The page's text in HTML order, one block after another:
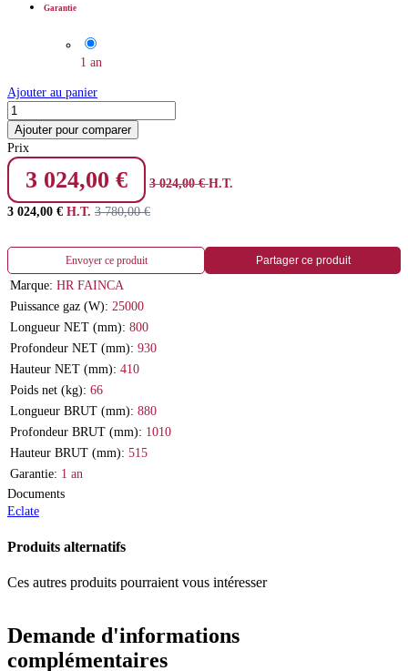
Garantie
1 an
Ajouter au panier
Ajouter pour comparer
Prix
3 024,00 € 3 024,00€ H.T.
3 024,00 € H.T. 3 780,00€
Envoyer ce produit Partager ce produit
Marque: HR FAINCA
Puissance gaz (W): 25000
Longueur NET (mm): 800
Profondeur NET (mm): 930
Hauteur NET (mm): 410
Poids net (kg): 66
Longueur BRUT (mm): 880
Profondeur BRUT (mm): 1010
Hauteur BRUT (mm): 515
Garantie: 1 an
Documents
Eclate
Produits alternatifs
Ces autres produits pourraient vous intéresser
Demande d'informations
complémentaires